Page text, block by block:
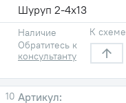
Шуруп 2-4х13
Наличие
Обратитесь к
консультанту
К схеме
10